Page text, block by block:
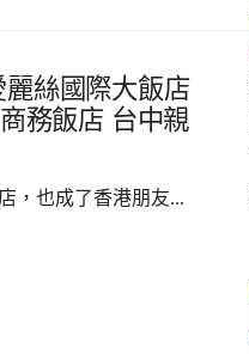
絲國際大飯店
務飯店 台中親
，也成了香港朋友...